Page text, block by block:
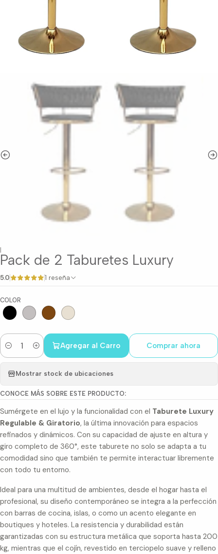
|
Pack de 2 Taburetes Luxury
5.0 1 reseña
COLOR
Cantidad
Agregar al Carro Comprar ahora
Mostrar stock de ubicaciones
CONOCE MÁS SOBRE ESTE PRODUCTO:
Sumérgete en el lujo y la funcionalidad con el Taburete Luxury
Regulable & Giratorio, la última innovación para espacios
refinados y dinámicos. Con su capacidad de ajuste en altura y
giro completo de 360°, este taburete no solo se adapta a tu
comodidad sino que también te permite interactuar libremente
con todo tu entorno.
Ideal para una multitud de ambientes, desde el hogar hasta el
profesional, su diseño contemporáneo se integra a la perfección
con barras de cocina, islas, o como un acento elegante en
boutiques y hoteles. La resistencia y durabilidad están
garantizadas con su estructura metálica que soporta hasta 200
kg, mientras que el cojín, revestido en terciopelo suave y relleno